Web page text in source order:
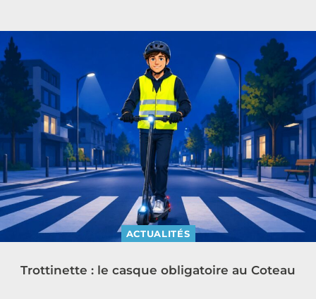
ACTUALITÉS
Trottinette : le casque obligatoire au Coteau